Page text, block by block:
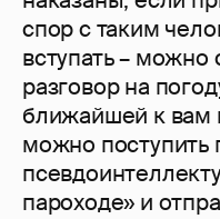
спор с таким
вступать – можно
разговор на
ближайшей к вам
можно поступить
пароходе» и